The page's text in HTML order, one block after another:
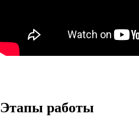
Этапы работы